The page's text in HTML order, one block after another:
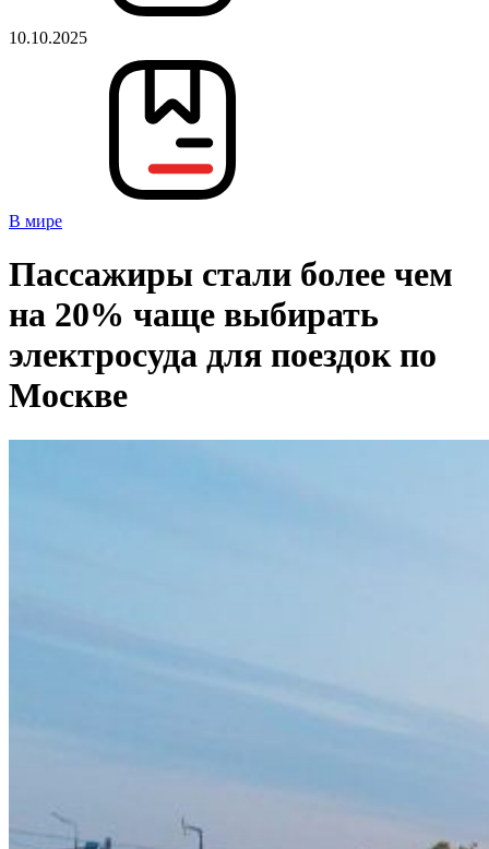
10.10.2025
В мире
Пассажиры стали более чем
на 20% чаще выбирать
электросуда для поездок по
Москве